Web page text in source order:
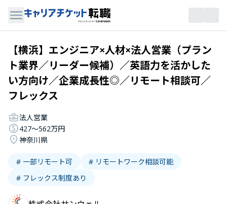
【横浜】エンジニア×人材×法人営業（プラン
ト業界／リーダー候補）／英語力を活かした
い方向け／企業成長性◎／リモート相談可／
フレックス
法人営業
427〜562万円
神奈川県
# 一部リモート可
# リモートワーク相談可能
# フレックス制度あり